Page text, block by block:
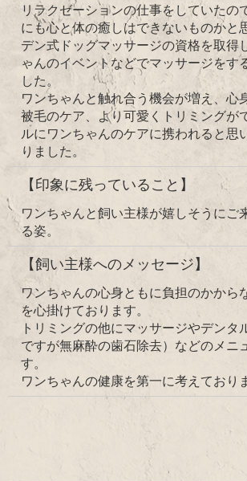
リラクゼーションの仕事をしていたの
にも心と体の癒しはできないものかと
デン式ドッグマッサージの資格を取得
ゃんのイベントなどでマッサージをす
した。
ワンちゃんと触れ合う機会が増え、心
被毛のケア、より可愛くトリミングが
ルにワンちゃんのケアに携われると思
りました。
【印象に残っていること】
ワンちゃんと飼い主様が嬉しそうにご
る姿。
【飼い主様へのメッセージ】
ワンちゃんの心身ともに負担のかから
を心掛けております。
トリミングの他にマッサージやデンタ
ですが無麻酔の歯石除去）などのメニ
す。
ワンちゃんの健康を第一に考えており